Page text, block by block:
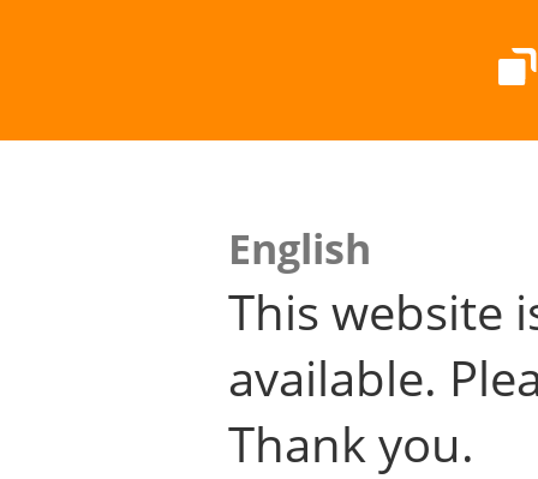
English
This website
available.
Thank you.